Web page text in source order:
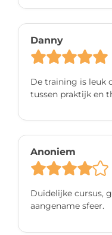
Danny
De training is leuk
tussen praktijk en
Anoniem
Duidelijke cursus,
aangename sfeer.